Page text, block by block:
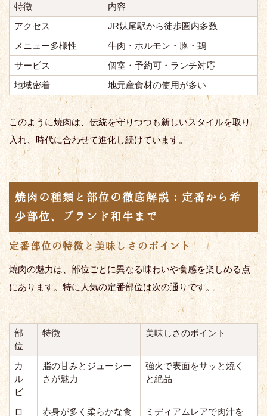
特徴
内容
アクセス
JR妹尾駅から徒歩圏内多数
メニュー多様性
牛肉・ホルモン・豚・鶏
サービス
個室・予約可・ランチ対応
地域密着
地元産食材の使用が多い
このように焼肉は、伝統を守りつつも新しいスタイルを取り
入れ、時代に合わせて進化し続けています。
焼肉の種類と部位の徹底解説：定番から希
少部位、ブランド和牛まで
定番部位の特徴と美味しさのポイント
焼肉の魅力は、部位ごとに異なる味わいや食感を楽しめる点
にあります。特に人気の定番部位は次の通りです。
部
位
特徴 美味しさのポイント
カ
ル
ビ
脂の甘みとジューシー
さが魅力
強火で表面をサッと焼く
と絶品
ロ 赤身が多く柔らかな食 ミディアムレアで肉汁を